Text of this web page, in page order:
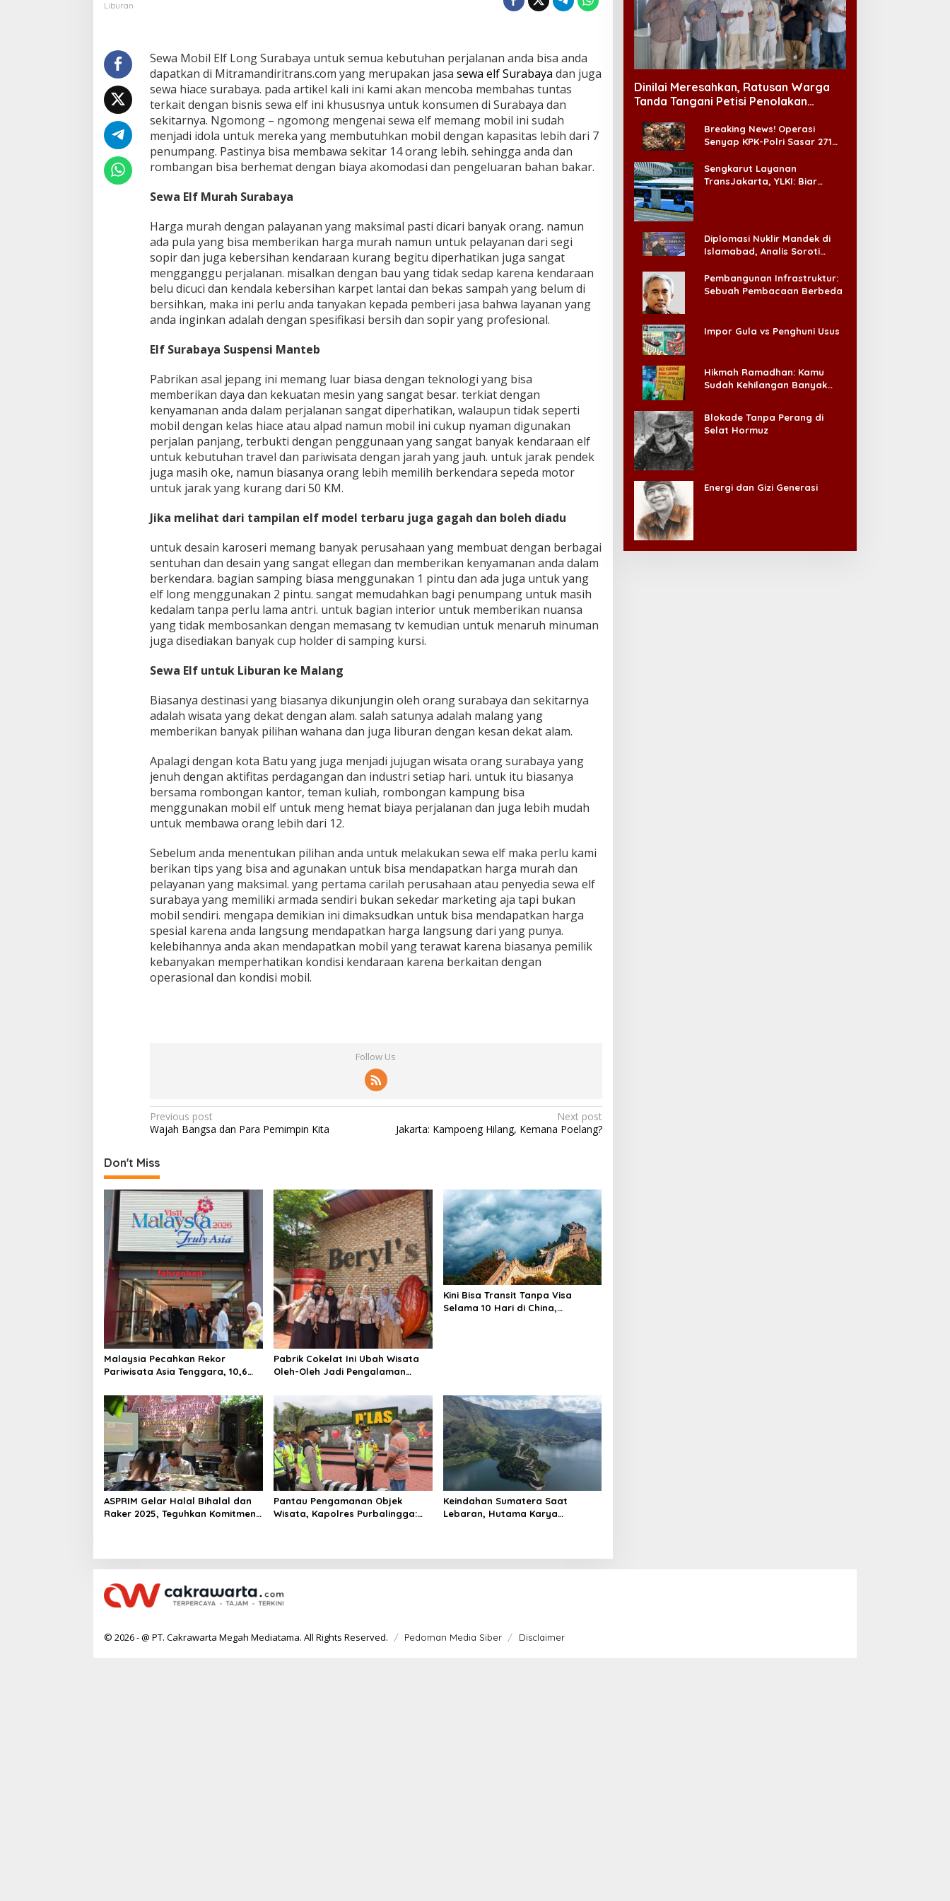
b
y
a
B
u
a
t
L
i
u
n
S
a
m
a
R
o
m
o
a
n
Liburan
Sewa Mobil Elf Long Surabaya untuk semua kebutuhan perjalanan anda bisa anda
dapatkan di Mitramandiritrans.com yang merupakan jasa sewa elf Surabaya dan juga
sewa hiace surabaya. pada artikel kali ini kami akan mencoba membahas tuntas
terkait dengan bisnis sewa elf ini khususnya untuk konsumen di Surabaya dan
sekitarnya. Ngomong – ngomong mengenai sewa elf memang mobil ini sudah
menjadi idola untuk mereka yang membutuhkan mobil dengan kapasitas lebih dari 7
penumpang. Pastinya bisa membawa sekitar 14 orang lebih. sehingga anda dan
rombangan bisa berhemat dengan biaya akomodasi dan pengeluaran bahan bakar.
Sewa Elf Murah Surabaya
Harga murah dengan palayanan yang maksimal pasti dicari banyak orang. namun
ada pula yang bisa memberikan harga murah namun untuk pelayanan dari segi
sopir dan juga kebersihan kendaraan kurang begitu diperhatikan juga sangat
mengganggu perjalanan. misalkan dengan bau yang tidak sedap karena kendaraan
belu dicuci dan kendala kebersihan karpet lantai dan bekas sampah yang belum di
bersihkan, maka ini perlu anda tanyakan kepada pemberi jasa bahwa layanan yang
anda inginkan adalah dengan spesifikasi bersih dan sopir yang profesional.
Elf Surabaya Suspensi Manteb
Pabrikan asal jepang ini memang luar biasa dengan teknologi yang bisa
memberikan daya dan kekuatan mesin yang sangat besar. terkiat dengan
kenyamanan anda dalam perjalanan sangat diperhatikan, walaupun tidak seperti
mobil dengan kelas hiace atau alpad namun mobil ini cukup nyaman digunakan
perjalan panjang, terbukti dengan penggunaan yang sangat banyak kendaraan elf
untuk kebutuhan travel dan pariwisata dengan jarah yang jauh. untuk jarak pendek
juga masih oke, namun biasanya orang lebih memilih berkendara sepeda motor
untuk jarak yang kurang dari 50 KM.
Jika melihat dari tampilan elf model terbaru juga gagah dan boleh diadu
untuk desain karoseri memang banyak perusahaan yang membuat dengan berbagai
sentuhan dan desain yang sangat ellegan dan memberikan kenyamanan anda dalam
berkendara. bagian samping biasa menggunakan 1 pintu dan ada juga untuk yang
elf long menggunakan 2 pintu. sangat memudahkan bagi penumpang untuk masih
kedalam tanpa perlu lama antri. untuk bagian interior untuk memberikan nuansa
yang tidak membosankan dengan memasang tv kemudian untuk menaruh minuman
juga disediakan banyak cup holder di samping kursi.
Sewa Elf untuk Liburan ke Malang
Biasanya destinasi yang biasanya dikunjungin oleh orang surabaya dan sekitarnya
adalah wisata yang dekat dengan alam. salah satunya adalah malang yang
memberikan banyak pilihan wahana dan juga liburan dengan kesan dekat alam.
Apalagi dengan kota Batu yang juga menjadi jujugan wisata orang surabaya yang
jenuh dengan aktifitas perdagangan dan industri setiap hari. untuk itu biasanya
bersama rombongan kantor, teman kuliah, rombongan kampung bisa
menggunakan mobil elf untuk meng hemat biaya perjalanan dan juga lebih mudah
untuk membawa orang lebih dari 12.
Sebelum anda menentukan pilihan anda untuk melakukan sewa elf maka perlu kami
berikan tips yang bisa and agunakan untuk bisa mendapatkan harga murah dan
pelayanan yang maksimal. yang pertama carilah perusahaan atau penyedia sewa elf
surabaya yang memiliki armada sendiri bukan sekedar marketing aja tapi bukan
mobil sendiri. mengapa demikian ini dimaksudkan untuk bisa mendapatkan harga
spesial karena anda langsung mendapatkan harga langsung dari yang punya.
kelebihannya anda akan mendapatkan mobil yang terawat karena biasanya pemilik
kebanyakan memperhatikan kondisi kendaraan karena berkaitan dengan
operasional dan kondisi mobil.
Follow Us
P
o
s
t
n
a
v
i
g
a
t
i
o
n
Previous post
Wajah Bangsa dan Para Pemimpin Kita
Next post
Jakarta: Kampoeng Hilang, Kemana Poelang?
Don't Miss
Malaysia Pecahkan Rekor
Pariwisata Asia Tenggara, 10,6
dalam Tiga Bulan
Pabrik Cokelat Ini Ubah Wisata
Oleh-Oleh Jadi Pengalaman
Kini Bisa Transit Tanpa Visa
Selama 10 Hari di China,
ASPRIM Gelar Halal Bihalal dan
Raker 2025, Teguhkan Komitmen
Pantau Pengamanan Objek
Wisata, Kapolres Purbalingga:
Keindahan Sumatera Saat
Lebaran, Hutama Karya
Dinilai Meresahkan, Ratusan Warga
Tanda Tangani Petisi Penolakan
Breaking News! Operasi
Senyap KPK-Polri Sasar 271
Ada ‘Badai Pemeriksaan’
Sengkarut Layanan
TransJakarta, YLKI: Biar
Diplomasi Nuklir Mandek di
Islamabad, Analis Soroti
Pembangunan Infrastruktur:
Sebuah Pembacaan Berbeda
Impor Gula vs Penghuni Usus
Hikmah Ramadhan: Kamu
Sudah Kehilangan Banyak
Blokade Tanpa Perang di
Selat Hormuz
Energi dan Gizi Generasi
© 2026 - @ PT. Cakrawarta Megah Mediatama. All Rights Reserved. Pedoman Media Siber Disclaimer